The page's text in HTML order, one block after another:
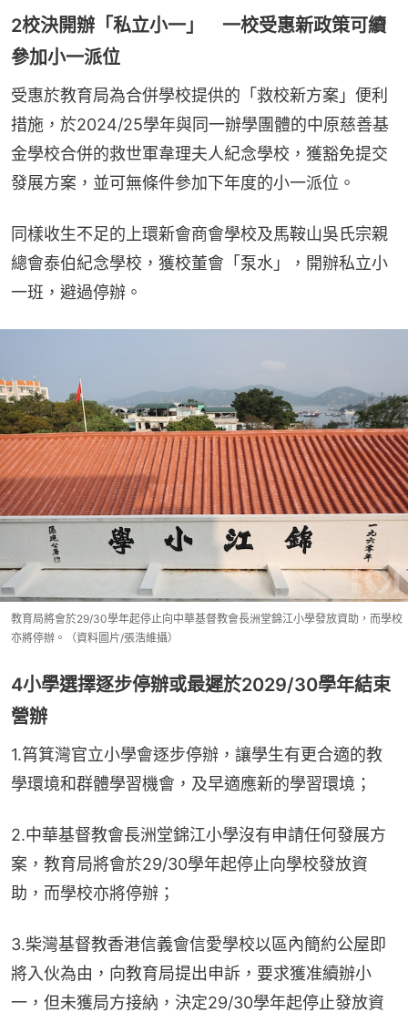
2校決開辦「私立小一」 一校受惠新政策可續
參加小一派位
受惠於教育局為合併學校提供的「救校新方案」便利
措施，於2024/25學年與同一辦學團體的中原慈善基
金學校合併的救世軍韋理夫人紀念學校，獲豁免提交
發展方案，並可無條件參加下年度的小一派位。
同樣收生不足的上環新會商會學校及馬鞍山吳氏宗親
總會泰伯紀念學校，獲校董會「泵水」，開辦私立小
一班，避過停辦。
教育局將會於29/30學年起停止向中華基督教會長洲堂錦江小學發放資助，而學校
亦將停辦。（資料圖片/張浩維攝）
4小學選擇逐步停辦或最遲於2029/30學年結束
營辦
1.筲箕灣官立小學會逐步停辦，讓學生有更合適的教
學環境和群體學習機會，及早適應新的學習環境；
2.中華基督教會長洲堂錦江小學沒有申請任何發展方
案，教育局將會於29/30學年起停止向學校發放資
助，而學校亦將停辦；
3.柴灣基督教香港信義會信愛學校以區內簡約公屋即
將入伙為由，向教育局提出申訴，要求獲准續辦小
一，但未獲局方接納，決定29/30學年起停止發放資